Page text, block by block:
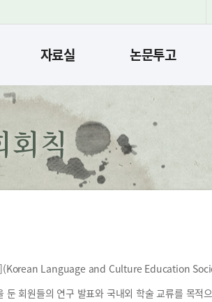
자료실 논문투고
회칙
](Korean Language and Culture Education
회원들의 연구 발표와 국내외 학술 교류를 목적